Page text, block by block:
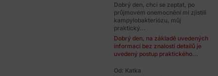
Dobrý den, chci se zeptat, po
průjmovém onemocnění mi zjistili
kampylobakteriózu, můj
praktický...
Dobrý den, na základě uvedených
informací bez znalostí detailů je
uvedený postup praktického...
Od: Katka